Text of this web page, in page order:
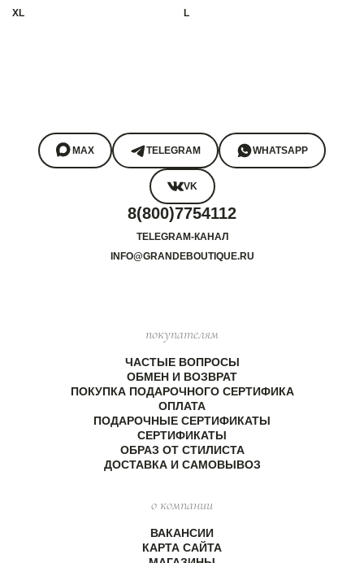
XL L
MAX TELEGRAM WHATSAPP
VK
8(800)7754112
TELEGRAM-КАНАЛ
INFO@GRANDEBOUTIQUE.RU
покупателям
ЧАСТЫЕ ВОПРОСЫ
ОБМЕН И ВОЗВРАТ
ПОКУПКА ПОДАРОЧНОГО СЕРТИФИКА
ОПЛАТА
ПОДАРОЧНЫЕ СЕРТИФИКАТЫ
СЕРТИФИКАТЫ
ОБРАЗ ОТ СТИЛИСТА
ДОСТАВКА И САМОВЫВОЗ
о компании
ВАКАНСИИ
КАРТА САЙТА